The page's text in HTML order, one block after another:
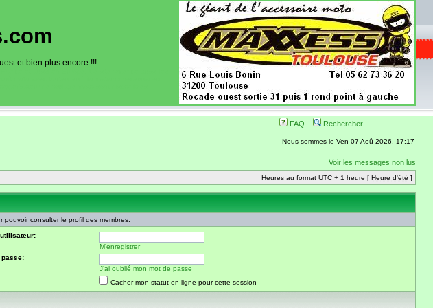
et bien plus encore !!!
FAQ Rechercher
Nous sommes le Ven 07 Aoû 2026, 17:17
Voir les messages non lus
Heures au format UTC + 1 heure [ Heure d'été ]
consulter le profil des membres.
M'enregistrer
passe:
J’ai oublié mon mot de passe
Cacher mon statut en ligne pour cette session